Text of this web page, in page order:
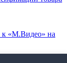
к «М.Видео» на